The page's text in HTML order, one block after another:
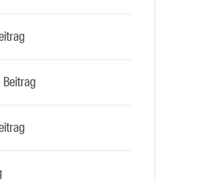
Beitrag